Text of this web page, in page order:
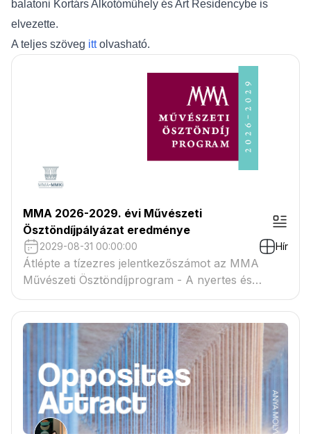
balatoni Kortárs Alkotóműhely és Art Residencybe is
elvezette.
A teljes szöveg ittolvasható.
MMA 2026-2029. évi Művészeti
Ösztöndíjpályázat eredménye
2029-08-31 00:00:00 Hír
Átlépte a tízezres jelentkezőszámot az MMA
Művészeti Ösztöndíjprogram - A nyertes és
tartaléklistás pályázók névsora megtekinthető a
csatolmányban